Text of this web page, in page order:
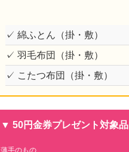
✓ 綿ふとん（掛・敷）
✓ 羽毛布団（掛・敷）
✓ こたつ布団（掛・敷）
▼ 50円金券プレゼント対象品
薄手のもの